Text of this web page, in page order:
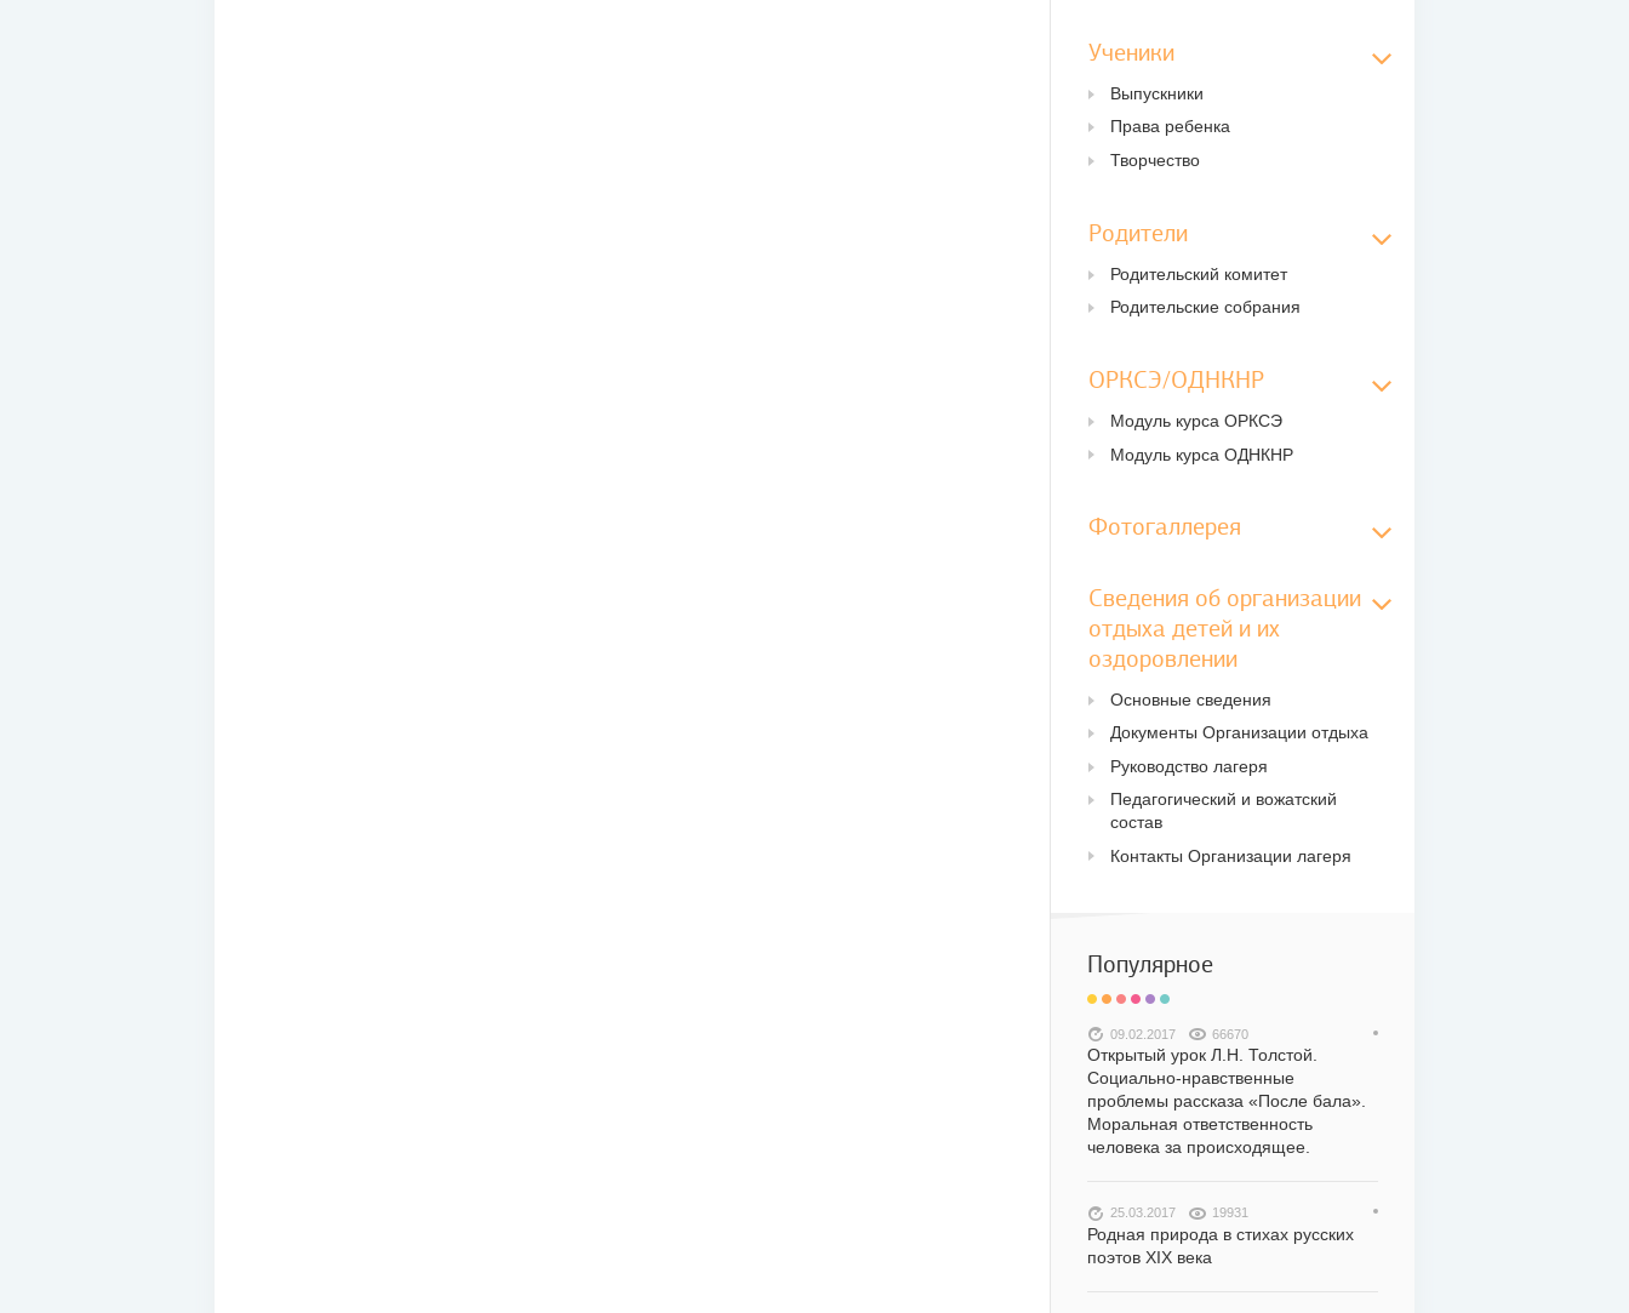
Ученики
Выпускники
Права ребенка
Творчество
Родители
Родительский комитет
Родительские собрания
ОРКСЭ/ОДНКНР
Модуль курса ОРКСЭ
Модуль курса ОДНКНР
Фотогаллерея
Сведения об организации
отдыха детей и их
оздоровлении
Основные сведения
Документы Организации отдыха
Руководство лагеря
Педагогический и вожатский
состав
Контакты Организации лагеря
Популярное
09.02.2017 66670
Открытый урок Л.Н. Толстой.
Социально-нравственные
проблемы рассказа «После бала».
Моральная ответственность
человека за происходящее.
25.03.2017 19931
Родная природа в стихах русских
поэтов XIX века